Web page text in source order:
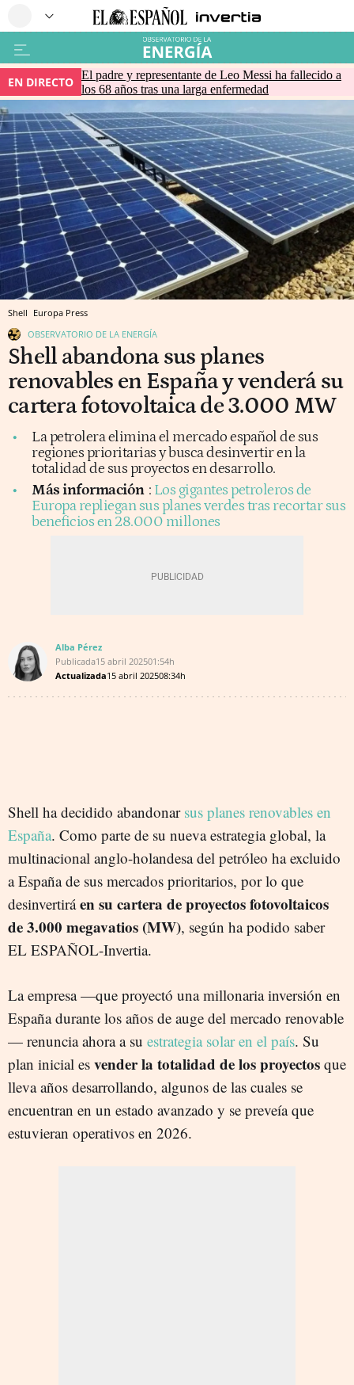
EN DIRECTO El padre y representante de Leo Messi ha fallecido a
los 68 años tras una larga enfermedad
Shell Europa Press
OBSERVATORIO DE LA ENERGÍA
Shell abandona sus planes
renovables en España y venderá su
cartera fotovoltaica de 3.000 MW
La petrolera elimina el mercado español de sus
regiones prioritarias y busca desinvertir en la
totalidad de sus proyectos en desarrollo.
Más información : Los gigantes petroleros de
Europa repliegan sus planes verdes tras recortar sus
beneficios en 28.000 millones
Alba Pérez
Publicada15 abril 202501:54h
Actualizada15 abril 202508:34h
Shell ha decidido abandonar sus planes renovables en
España. Como parte de su nueva estrategia global, la
multinacional anglo-holandesa del petróleo ha excluido
a España de sus mercados prioritarios, por lo que
desinvertiráen su cartera de proyectos fotovoltaicos
de 3.000 megavatios (MW), según ha podido saber
EL ESPAÑOL-Invertia.
La empresa—que proyectó una millonaria inversión en
España durante los años de auge del mercado renovable
— renuncia ahora a su estrategia solar en el país. Su
plan inicial es vender la totalidad de los proyectos que
lleva años desarrollando, algunos de las cuales se
encuentran en un estado avanzado y se preveía que
estuvieran operativos en 2026.